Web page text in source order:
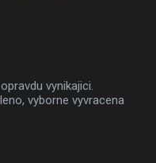
vynikajici.
vyborne vyvracena